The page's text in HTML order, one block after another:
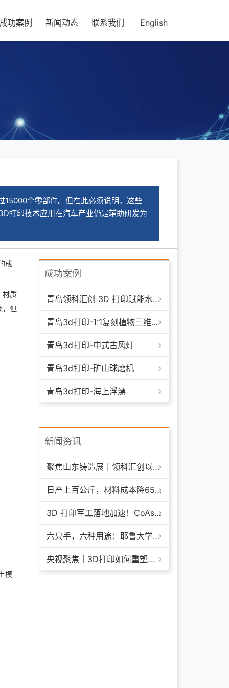
成功案例 新闻动态 联系我们 English
15000个零部件。但在此必须说明，这些
打印技术应用在汽车产业仍是辅助研发为
成
材质
，但
模
成功案例
青岛领科汇创 3D 打印赋能水下清洁机器人：突破传统制造，深耕海洋智能装备新场景
青岛3d打印-1:1复刻植物三维模型
青岛3d打印-中式古风灯
青岛3d打印-矿山球磨机
青岛3d打印-海上浮漂
新闻资讯
聚焦山东铸造展｜领科汇创以 3D 打印技术赋能铸造模具革新
日产上百公斤，材料成本降65%+，领科汇创FGF颗粒料3D打印机
3D 打印军工落地加速！CoAspire 入选美军 FAMM 导弹项目，RAACM 巡航导弹依托增材制造推进量产
六只手，六种用途：耶鲁大学开发成本仅几百美元的3D打印多功能假肢套装
央视聚焦丨3D打印如何重塑航天制造——1毫米